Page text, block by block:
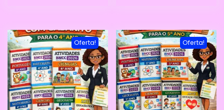
Oferta! Oferta!